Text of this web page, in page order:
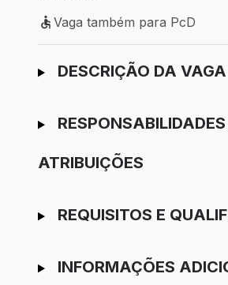
Vaga também para PcD
Vaga também para PcD
Ir para candidatura
DESCRIÇÃO DA VAGA
RESPONSABILIDADES
ATRIBUIÇÕES
REQUISITOS E
INFORMAÇÕES